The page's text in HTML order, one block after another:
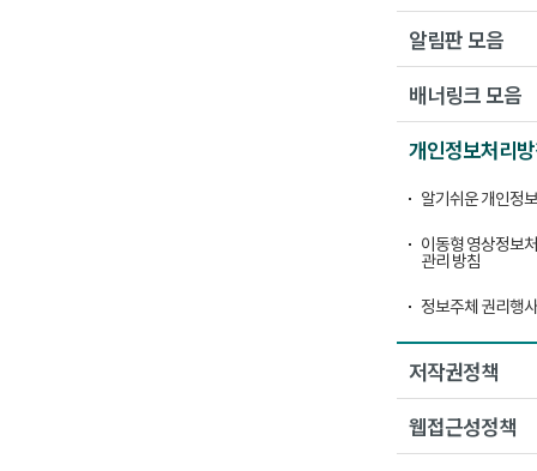
알림판 모음
배너링크 모음
개인정보처리
알기쉬운 개인정
이동형 영상정보
관리 방침
정보주체 권리행
저작권정책
웹접근성정책